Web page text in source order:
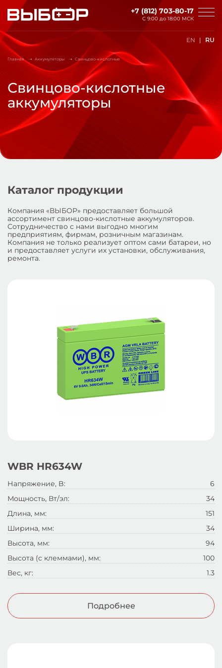
Перейти к основному содержанию
+7 (812) 703-80-17
С 9:00 до18:00 МСК
EN RU
Главная Аккумуляторы Свинцово-кислотные
Свинцово-кислотные
аккумуляторы
Каталог продукции
Компания «ВЫБОР» предоставляет большой
ассортимент свинцово-кислотные аккумуляторов.
Сотрудничество с нами выгодно многим
предприятиям, фирмам, розничным магазинам.
Компания не только реализует оптом сами батареи, но
и предоставляет услуги их установки, обслуживания,
ремонта.
WBR HR634W
Напряжение, B:
6
Мощность, Вт/эл:
34
Длина, мм:
151
Ширина, мм:
34
Высота, мм:
94
Высота (с клеммами), мм:
100
Вес, кг:
1.3
Подробнее